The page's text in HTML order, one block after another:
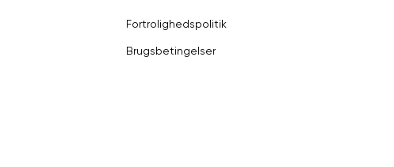
Fortrolighedspolitik
Brugsbetingelser